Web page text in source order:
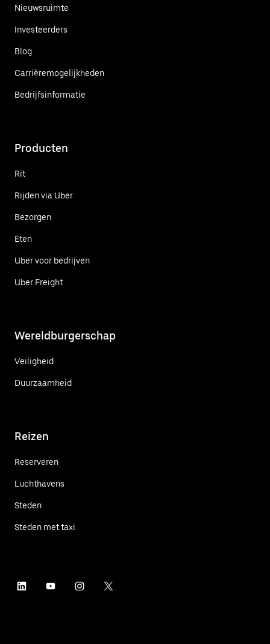
Nieuwsruimte
Investeerders
Blog
Carrièremogelijkheden
Bedrijfsinformatie
Producten
Rit
Rijden via Uber
Bezorgen
Eten
Uber voor bedrijven
Uber Freight
Wereldburgerschap
Veiligheid
Duurzaamheid
Reizen
Reserveren
Luchthavens
Steden
Steden met taxi